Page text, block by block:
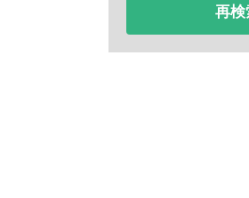
再検